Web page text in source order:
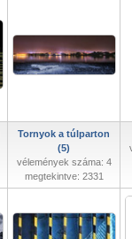
Tornyok a túlparton
(5)
vélemények száma: 4
megtekintve: 2331